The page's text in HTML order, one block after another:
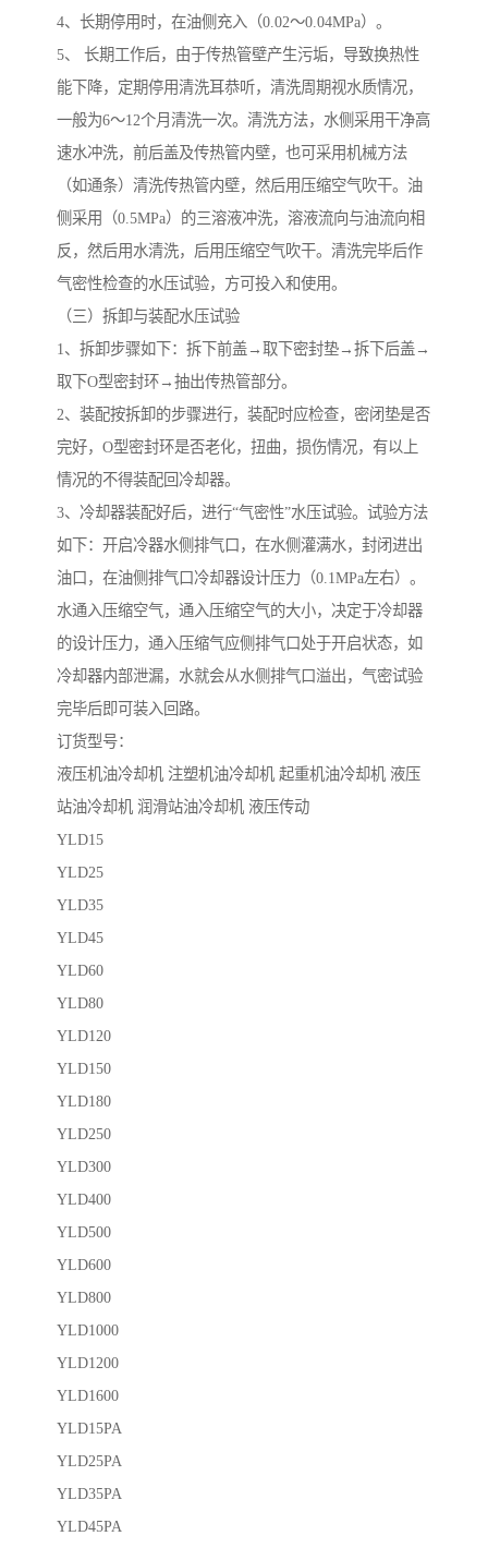
4、长期停用时，在油侧充入（0.02～0.04MPa）。
5、 长期工作后，由于传热管壁产生污垢，导致换热性
能下降，定期停用清洗耳恭听，清洗周期视水质情况，
一般为6～12个月清洗一次。清洗方法，水侧采用干净高
速水冲洗，前后盖及传热管内壁，也可采用机械方法
（如通条）清洗传热管内壁，然后用压缩空气吹干。油
侧采用（0.5MPa）的三溶液冲洗，溶液流向与油流向相
反，然后用水清洗，后用压缩空气吹干。清洗完毕后作
气密性检查的水压试验，方可投入和使用。
（三）拆卸与装配水压试验
1、拆卸步骤如下：拆下前盖→取下密封垫→拆下后盖→
取下O型密封环→抽出传热管部分。
2、装配按拆卸的步骤进行，装配时应检查，密闭垫是否
完好，O型密封环是否老化，扭曲，损伤情况，有以上
情况的不得装配回冷却器。
3、冷却器装配好后，进行“气密性”水压试验。试验方法
如下：开启冷器水侧排气口，在水侧灌满水，封闭进出
油口，在油侧排气口冷却器设计压力（0.1MPa左右）。
水通入压缩空气，通入压缩空气的大小，决定于冷却器
的设计压力，通入压缩气应侧排气口处于开启状态，如
冷却器内部泄漏，水就会从水侧排气口溢出，气密试验
完毕后即可装入回路。
订货型号：
液压机油冷却机 注塑机油冷却机 起重机油冷却机 液压
站油冷却机 润滑站油冷却机 液压传动
YLD15
YLD25
YLD35
YLD45
YLD60
YLD80
YLD120
YLD150
YLD180
YLD250
YLD300
YLD400
YLD500
YLD600
YLD800
YLD1000
YLD1200
YLD1600
YLD15PA
YLD25PA
YLD35PA
YLD45PA